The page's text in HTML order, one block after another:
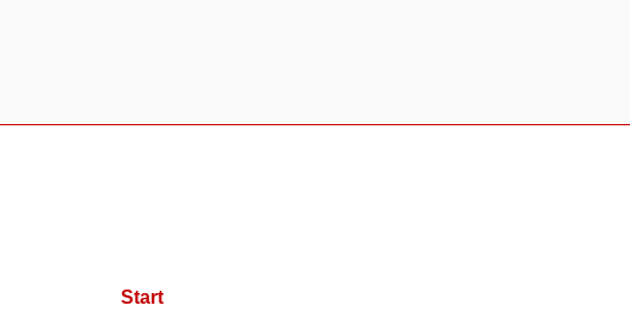
Start